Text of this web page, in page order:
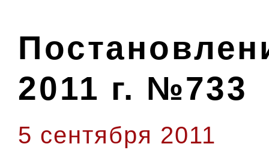
2011 г. №733
5 сентября 2011